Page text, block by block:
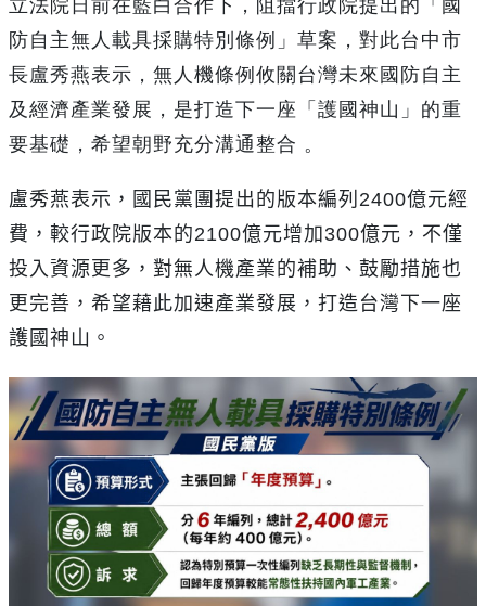
立法院日前在藍白合作下，阻擋行政院提出的「國
防自主無人載具採購特別條例」草案，對此台中市
長盧秀燕表示，無人機條例攸關台灣未來國防自主
及經濟產業發展，是打造下一座「護國神山」的重
要基礎，希望朝野充分溝通整合 。
盧秀燕表示，國民黨團提出的版本編列 2400億元經
費，較行政院版本的2100億元增加 300億元，不僅
投入資源更多，對無人機產業的補助、鼓勵措施也
更完善，希望藉此加速產業發展，打造台灣下一座
護國神山。